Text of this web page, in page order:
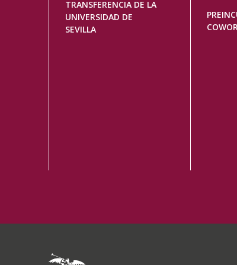
TRANSFERENCIA DE LA
UNIVERSIDAD DE
SEVILLA